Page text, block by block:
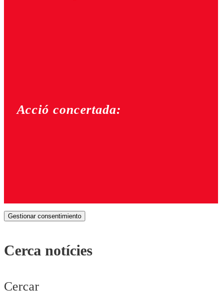
Acció concertada:
Gestionar consentimiento
Cerca notícies
Cercar